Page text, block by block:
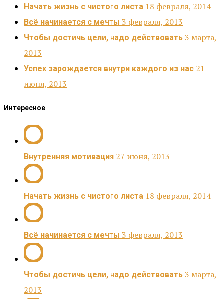
Начать жизнь с чистого листа 18 февраля, 2014
Всё начинается с мечты 3 февраля, 2013
Чтобы достичь цели, надо действовать 3 марта,
2013
Успех зарождается внутри каждого из нас 21
июня, 2013
Интересное
Внутренняя мотивация 27 июня, 2013
Начать жизнь с чистого листа 18 февраля, 2014
Всё начинается с мечты 3 февраля, 2013
Чтобы достичь цели, надо действовать 3 марта,
2013